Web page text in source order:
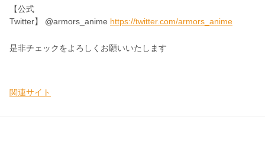
【公式
Twitter】 @armors_anime https://twitter.com/armors_anime
是非チェックをよろしくお願いいたします
関連サイト